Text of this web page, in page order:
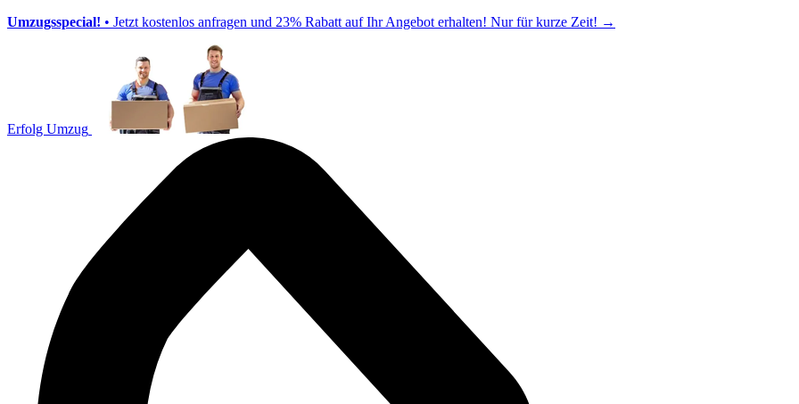
Umzugsspecial! • Jetzt kostenlos anfragen und 23% Rabatt auf Ihr Angebot erhalten! Nur für kurze Zeit! →
Erfolg Umzug